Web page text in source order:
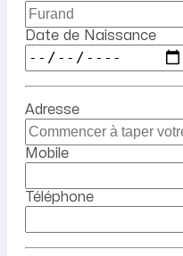
Date de Naissance
Adresse
Mobile
Téléphone